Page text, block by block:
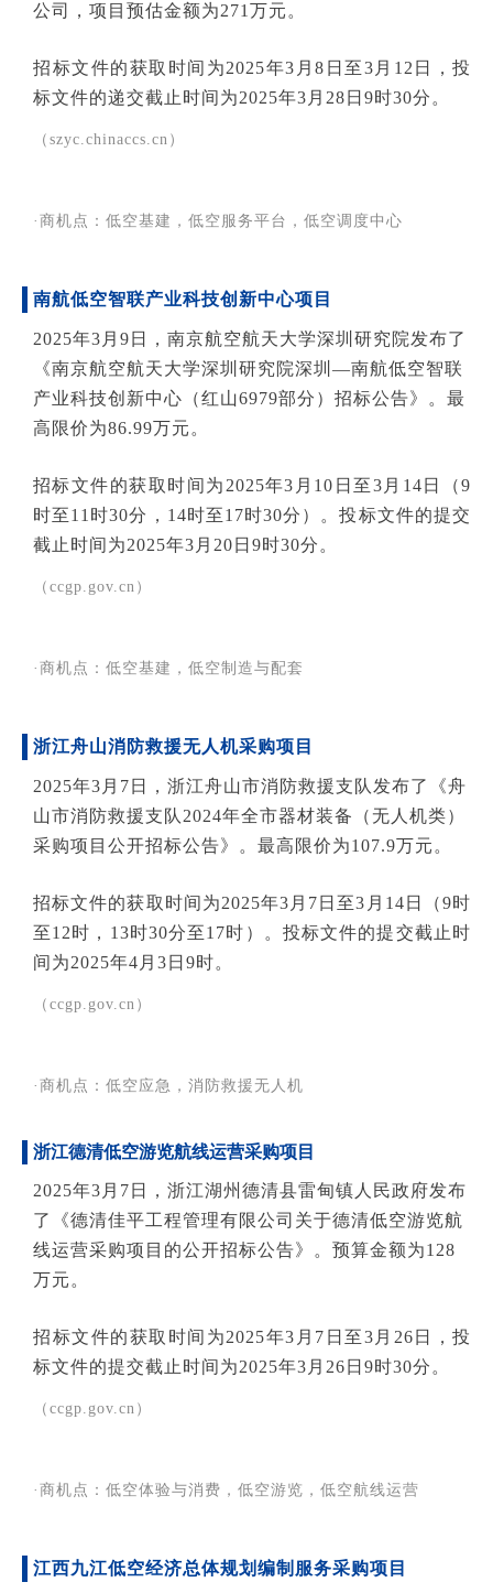
公司，项目预估金额为271万元。
招标文件的获取时间为2025年3月8日至3月12日，投
标文件的递交截止时间为2025年3月28日9时30分。
（szyc.chinaccs.cn）
·商机点：低空基建，低空服务平台，低空调度中心
南航低空智联产业科技创新中心项目
2025年3月9日，南京航空航天大学深圳研究院发布了
《南京航空航天大学深圳研究院深圳—南航低空智联
产业科技创新中心（红山6979部分）招标公告》。最
高限价为86.99万元。
招标文件的获取时间为2025年3月10日至3月14日（9
时至11时30分，14时至17时30分）。投标文件的提交
截止时间为2025年3月20日9时30分。
（ccgp.gov.cn）
·商机点：低空基建，低空制造与配套
浙江舟山消防救援无人机采购项目
2025年3月7日，浙江舟山市消防救援支队发布了《舟
山市消防救援支队2024年全市器材装备（无人机类）
采购项目公开招标公告》。最高限价为107.9万元。
招标文件的获取时间为2025年3月7日至3月14日（9时
至12时，13时30分至17时）。投标文件的提交截止时
间为2025年4月3日9时。
（ccgp.gov.cn）
·商机点：低空应急，消防救援无人机
浙江德清低空游览航线运营采购项目
2025年3月7日，浙江湖州德清县雷甸镇人民政府发布
了《德清佳平工程管理有限公司关于德清低空游览航
线运营采购项目的公开招标公告》。预算金额为128
万元。
招标文件的获取时间为2025年3月7日至3月26日，投
标文件的提交截止时间为2025年3月26日9时30分。
（ccgp.gov.cn）
·商机点：低空体验与消费，低空游览，低空航线运营
江西九江低空经济总体规划编制服务采购项目